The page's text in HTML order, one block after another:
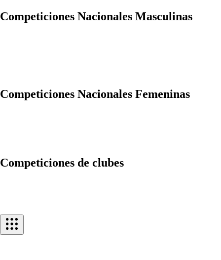
Competiciones Nacionales Masculinas
Competiciones Nacionales Femeninas
Competiciones de clubes